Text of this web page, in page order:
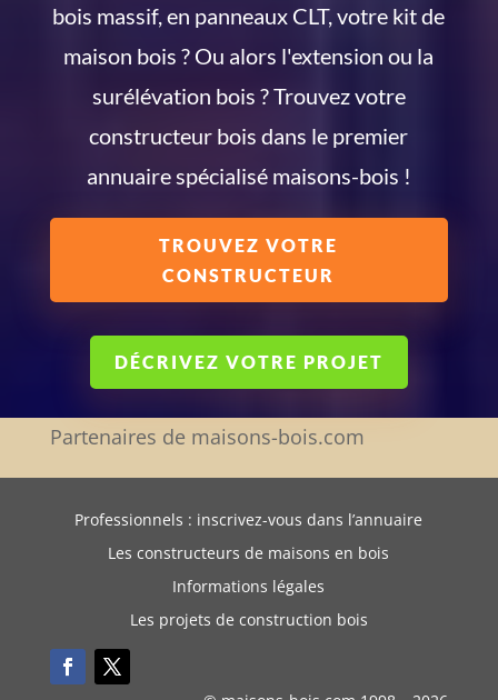
bois massif, en panneaux CLT, votre kit de
maison bois ? Ou alors l'extension ou la
surélévation bois ? Trouvez votre
constructeur bois dans le premier
annuaire spécialisé maisons-bois !
TROUVEZ VOTRE
CONSTRUCTEUR
DÉCRIVEZ VOTRE PROJET
Partenaires de maisons-bois.com
Professionnels : inscrivez-vous dans l’annuaire
Les constructeurs de maisons en bois
Informations légales
Les projets de construction bois